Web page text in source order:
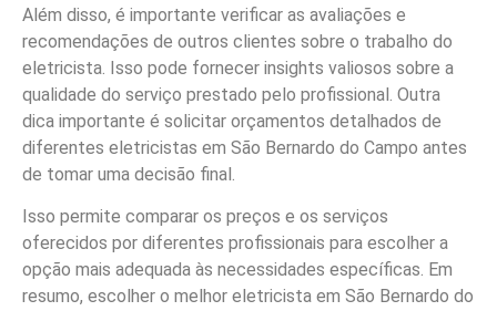
Além disso, é importante verificar as avaliações e
recomendações de outros clientes sobre o trabalho do
eletricista. Isso pode fornecer insights valiosos sobre a
qualidade do serviço prestado pelo profissional. Outra
dica importante é solicitar orçamentos detalhados de
diferentes eletricistas em São Bernardo do Campo antes
de tomar uma decisão final.
Isso permite comparar os preços e os serviços
oferecidos por diferentes profissionais para escolher a
opção mais adequada às necessidades específicas. Em
resumo, escolher o melhor eletricista em São Bernardo do